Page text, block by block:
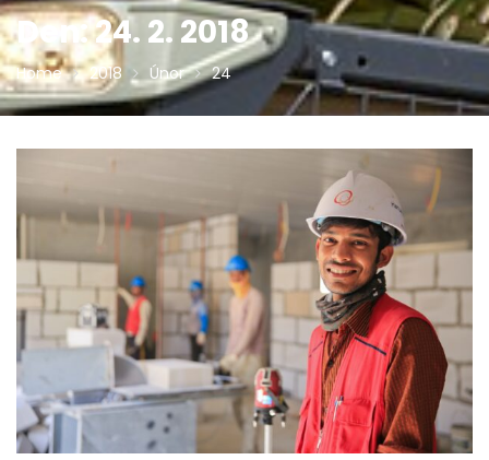
Den:24. 2. 2018
Home 2018 Únor 24